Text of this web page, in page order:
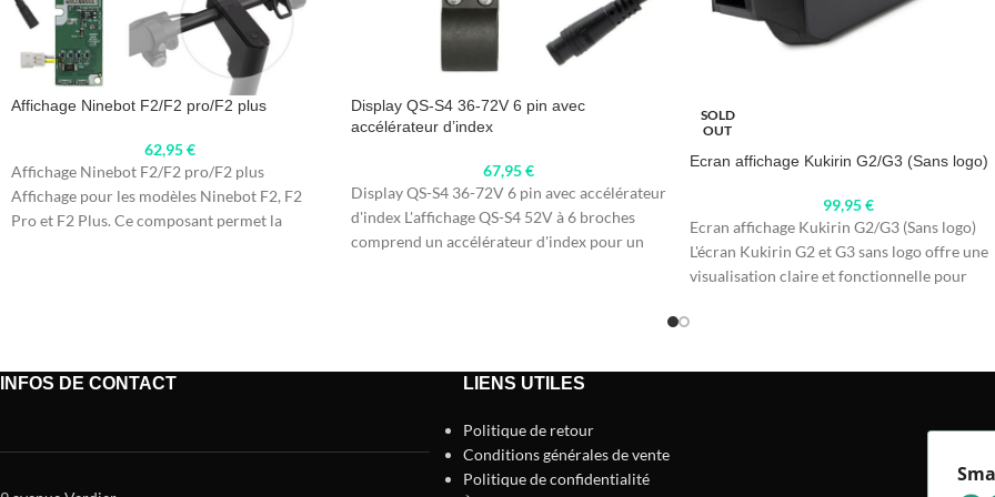
Affichage Ninebot F2/F2 pro/F2 plus
62,95€
Affichage Ninebot F2/F2 pro/F2 plus
Affichage pour les modèles Ninebot F2, F2
Pro et F2 Plus. Ce composant permet la
Display QS-S4 36-72V 6 pin avec
accélérateur d’index
67,95€
Display QS-S4 36-72V 6 pin avec accélérateur
d'index L'affichage QS-S4 52V à 6 broches
comprend un accélérateur d'index pour un
SOLD
OUT
Ecran affichage Kukirin G2/G3 (Sans logo)
99,95€
Ecran affichage Kukirin G2/G3 (Sans logo)
L'écran Kukirin G2 et G3 sans logo offre une
visualisation claire et fonctionnelle pour
INFOS DE CONTACT LIENS UTILES
Politique de retour
Conditions générales de vente
Politique de confidentialité